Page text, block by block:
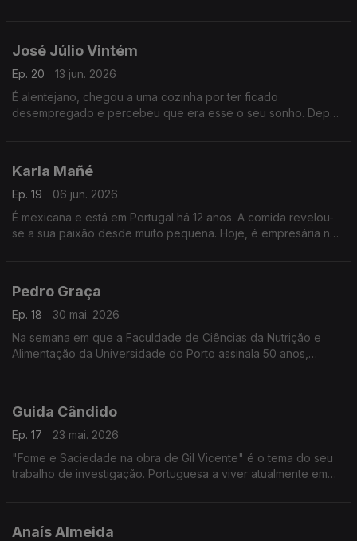
José Júlio Vintém
Ep. 20
13 jun. 2026
É alentejano, chegou a uma cozinha por ter ficado
desempregado e percebeu que era esse o seu sonho. Depois
Karla Mañé
Ep. 19
06 jun. 2026
É mexicana e está em Portugal há 12 anos. A comida revelou-
se a sua paixão desde muito pequena. Hoje, é empresária no
Pedro Graça
Ep. 18
30 mai. 2026
Na semana em que a Faculdade de Ciências da Nutrição e
Alimentação da Universidade do Porto assinala 50 anos,
Guida Cândido
Ep. 17
23 mai. 2026
"Fome e Saciedade na obra de Gil Vicente" é o tema do seu
trabalho de investigação. Portuguesa a viver atualmente em
Anaís Almeida